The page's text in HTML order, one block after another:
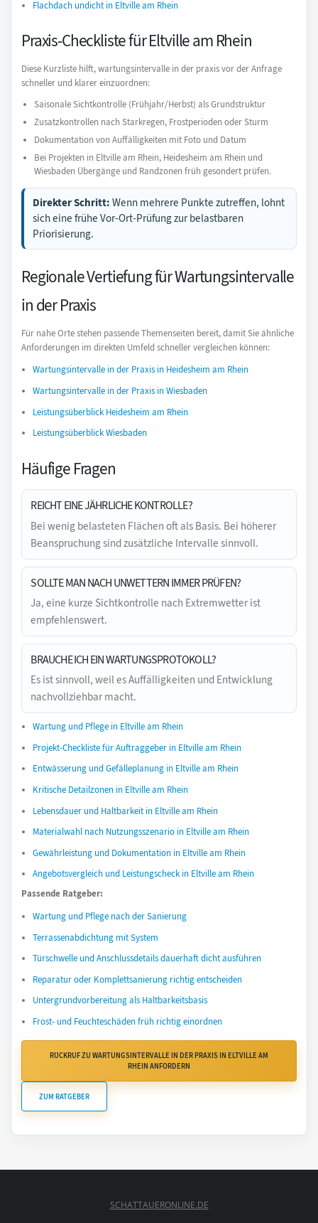
Flachdach undicht in Eltville am Rhein
Praxis-Checkliste für Eltville am Rhein
Diese Kurzliste hilft, wartungsintervalle in der praxis vor der Anfrage
schneller und klarer einzuordnen:
Saisonale Sichtkontrolle (Frühjahr/Herbst) als Grundstruktur
Zusatzkontrollen nach Starkregen, Frostperioden oder Sturm
Dokumentation von Auffälligkeiten mit Foto und Datum
Bei Projekten in Eltville am Rhein, Heidesheim am Rhein und
Wiesbaden Übergänge und Randzonen früh gesondert prüfen.
Direkter Schritt: Wenn mehrere Punkte zutreffen, lohnt
sich eine frühe Vor-Ort-Prüfung zur belastbaren
Priorisierung.
Regionale Vertiefung für Wartungsintervalle
in der Praxis
Für nahe Orte stehen passende Themenseiten bereit, damit Sie ähnliche
Anforderungen im direkten Umfeld schneller vergleichen können:
Wartungsintervalle in der Praxis in Heidesheim am Rhein
Wartungsintervalle in der Praxis in Wiesbaden
Leistungsüberblick Heidesheim am Rhein
Leistungsüberblick Wiesbaden
Häufige Fragen
REICHT EINE JÄHRLICHE KONTROLLE?
Bei wenig belasteten Flächen oft als Basis. Bei höherer
Beanspruchung sind zusätzliche Intervalle sinnvoll.
SOLLTE MAN NACH UNWETTERN IMMER PRÜFEN?
Ja, eine kurze Sichtkontrolle nach Extremwetter ist
empfehlenswert.
BRAUCHE ICH EIN WARTUNGSPROTOKOLL?
Es ist sinnvoll, weil es Auffälligkeiten und Entwicklung
nachvollziehbar macht.
Wartung und Pflege in Eltville am Rhein
Projekt-Checkliste für Auftraggeber in Eltville am Rhein
Entwässerung und Gefälleplanung in Eltville am Rhein
Kritische Detailzonen in Eltville am Rhein
Lebensdauer und Haltbarkeit in Eltville am Rhein
Materialwahl nach Nutzungsszenario in Eltville am Rhein
Gewährleistung und Dokumentation in Eltville am Rhein
Angebotsvergleich und Leistungscheck in Eltville am Rhein
Passende Ratgeber:
Wartung und Pflege nach der Sanierung
Terrassenabdichtung mit System
Türschwelle und Anschlussdetails dauerhaft dicht ausführen
Reparatur oder Komplettsanierung richtig entscheiden
Untergrundvorbereitung als Haltbarkeitsbasis
Frost- und Feuchteschäden früh richtig einordnen
RÜCKRUF ZU WARTUNGSINTERVALLE IN DER PRAXIS IN ELTVILLE AM
RHEIN ANFORDERN
ZUM RATGEBER
SCHATTAUERONLINE.DE